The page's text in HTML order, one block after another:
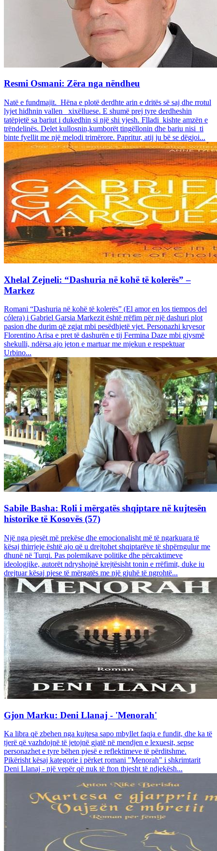
Resmi Osmani: Zëra nga nëndheu
Natë e fundmajit. Hëna e plotë derdhte arin e dritës së saj dhe rrotul
lyjet hidhnin vallen xixëlluese. E shumë prej tyre derdheshin
tatëpjetë sa bariut i dukedhin si një shi yjesh. Flladi kishte amzën e
trëndelinës. Delet kullosnin,kumborët tingëllonin dhe bariu nisi ti
binte fyellit me një melodi trimërore. Papritur, atij ju bë se dëgjoi...
Xhelal Zejneli: “Dashuria në kohë të kolerës” –
Markez
Romani “Dashuria në kohë të kolerës” (El amor en los tiempos del
cólera) i Gabriel Garsia Markezit është rrëfim për një dashuri plot
pasion dhe durim që zgjat mbi pesëdhjetë vjet. Personazhi kryesor
Florentino Arisa e pret të dashurën e tij Fermina Daze mbi gjysmë
shekulli, ndërsa ajo jeton e martuar me mjekun e respektuar
Urbino...
Sabile Basha: Roli i mërgatës shqiptare në kujtesën
historike të Kosovës (57)
Një nga pjesët më prekëse dhe emocionalisht më të ngarkuara të
kësaj thirrjeje është ajo që u drejtohet shqiptarëve të shpërngulur me
dhunë në Turqi. Pas polemikave politike dhe përcaktimeve
ideologjike, autorët ndryshojnë krejtësisht tonin e rrëfimit, duke iu
drejtuar kësaj pjese të mërgatës me një gjuhë të ngrohtë...
Gjon Marku: Deni Llanaj - 'Menorah'
Ka libra që zbehen nga kujtesa sapo mbyllet faqja e fundit, dhe ka të
tjerë që vazhdojnë të jetojnë gjatë në mendjen e lexuesit, sepse
personazhet e tyre bëhen pjesë e reflektimeve të përditshme.
Pikërisht kësaj kategorie i përket romani "Menorah" i shkrimtarit
Deni Llanaj - një vepër që nuk të fton thjesht të ndjekësh...